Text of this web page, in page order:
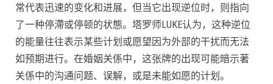
常代表迅速的变化和进展，但当它出现逆位时，则指向
了一种停滯或停顿的状態。塔罗师LUKE认为，这种逆位
的能量往往表示某些计划或愿望因为外部的干扰而无法
如预期进行。在婚姻关係中，这张牌的出现可能暗示著
关係中的沟通问题、误解，或是未能如愿的计划。